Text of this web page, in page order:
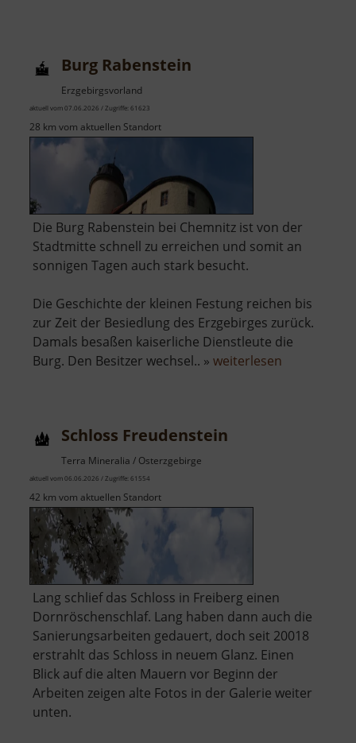
Burg Rabenstein
Erzgebirgsvorland
aktuell vom 07.06.2026 / Zugriffe: 61623
28 km vom aktuellen Standort
Die Burg Rabenstein bei Chemnitz ist von der
Stadtmitte schnell zu erreichen und somit an
sonnigen Tagen auch stark besucht.
Die Geschichte der kleinen Festung reichen bis
zur Zeit der Besiedlung des Erzgebirges zurück.
Damals besaßen kaiserliche Dienstleute die
Burg. Den Besitzer wechsel.. » weiterlesen
Schloss Freudenstein
Terra Mineralia / Osterzgebirge
aktuell vom 06.06.2026 / Zugriffe: 61554
42 km vom aktuellen Standort
Lang schlief das Schloss in Freiberg einen
Dornröschenschlaf. Lang haben dann auch die
Sanierungsarbeiten gedauert, doch seit 20018
erstrahlt das Schloss in neuem Glanz. Einen
Blick auf die alten Mauern vor Beginn der
Arbeiten zeigen alte Fotos in der Galerie weiter
unten.